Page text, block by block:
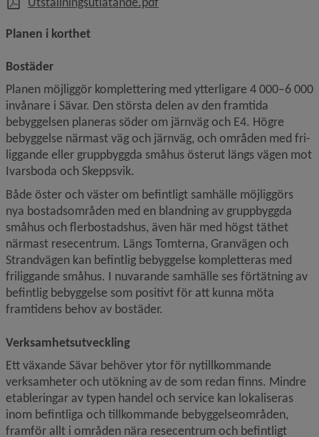
Planen i korthet
Bostäder
Planen möjliggör komplettering med ytterligare 4 000–6 000
invånare i Sävar. Den största delen av den framtida
bebyggelsen planeras söder om järnväg och E4. Högre
bebyggelse närmast väg och järnväg, och områden med fri­
liggande eller gruppbyggda småhus österut längs vägen mot
Ivarsboda och Skeppsvik.
Både öster och väster om befintligt samhälle möjliggörs
nya bostadsområden med en blandning av gruppbyggda
småhus och flerbostadshus, även här med högst täthet
närmast resecentrum. Längs Tomterna, Granvägen och
Strandvägen kan befintlig bebyggelse kompletteras med
friliggande småhus. I nuvarande samhälle ses förtätning av
befintlig bebyggelse som positivt för att kunna möta
framtidens behov av bostäder.
Verksamhetsutveckling
Ett växande Sävar behöver ytor för nytillkommande
verksamheter och utökning av de som redan finns. Mindre
etableringar av typen handel och service kan lokaliseras
inom befintliga och tillkommande bebyggelseområden,
framför allt i områden nära resecentrum och befintligt